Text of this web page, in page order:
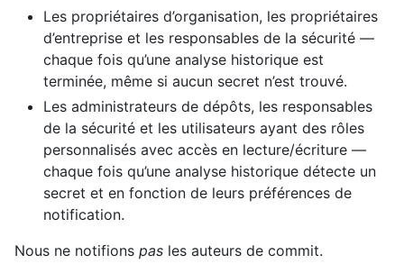
Les propriétaires d’organisation, les propriétaires
d’entreprise et les responsables de la sécurité —
chaque fois qu’une analyse historique est
terminée, même si aucun secret n’est trouvé.
Les administrateurs de dépôts, les responsables
de la sécurité et les utilisateurs ayant des rôles
personnalisés avec accès en lecture/écriture —
chaque fois qu’une analyse historique détecte un
secret et en fonction de leurs préférences de
notification.
Nous ne notifions pas les auteurs de commit.